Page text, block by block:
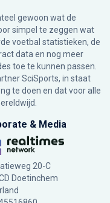
gewoon wat de
simpel te zeggen wat
voetbal statistieken, de
data en nog meer
toe te kunnen passen.
SciSports, in staat
te doen en dat voor alle
& Media
20-C
Doetinchem